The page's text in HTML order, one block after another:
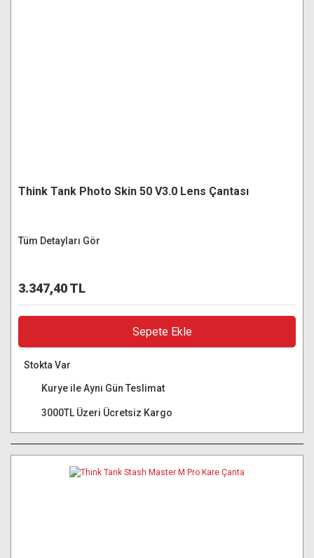
Think Tank Photo Skin 50 V3.0 Lens Çantası
Tüm Detayları Gör
3.347,40 TL
Sepete Ekle
Stokta Var
Kurye ile Aynı Gün Teslimat
3000TL Üzeri Ücretsiz Kargo